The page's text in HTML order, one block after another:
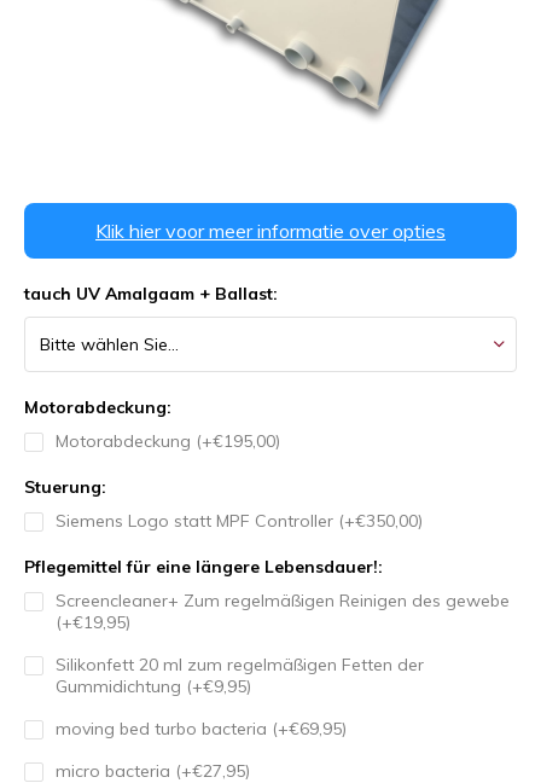
Klik hier voor meer informatie over opties
tauch UV Amalgaam + Ballast:
Motorabdeckung:
Motorabdeckung (+€195,00)
Stuerung:
Siemens Logo statt MPF Controller (+€350,00)
Pflegemittel für eine längere Lebensdauer!:
Screencleaner+ Zum regelmäßigen Reinigen des gewebe
(+€19,95)
Silikonfett 20 ml zum regelmäßigen Fetten der
Gummidichtung (+€9,95)
moving bed turbo bacteria (+€69,95)
micro bacteria (+€27,95)